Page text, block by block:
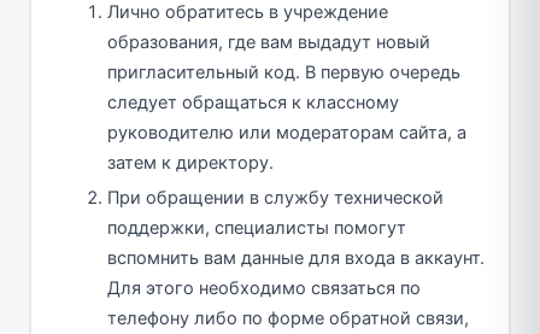
Лично обратитесь в учреждение
образования, где вам выдадут новый
пригласительный код. В первую очередь
следует обращаться к классному
руководителю или модераторам сайта, а
затем к директору.
При обращении в службу технической
поддержки, специалисты помогут
вспомнить вам данные для входа в аккаунт.
Для этого необходимо связаться по
телефону либо по форме обратной связи,